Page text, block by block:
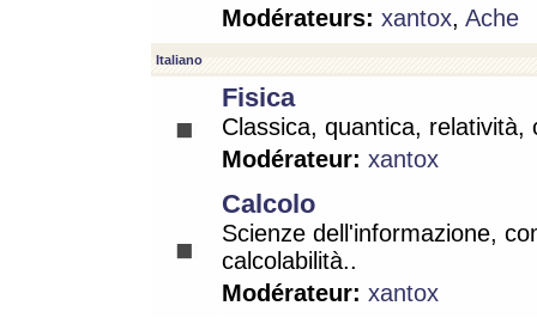
Modérateurs: xantox, Ache
Italiano
Fisica
Classica, quantica, relatività,
Modérateur: xantox
Calcolo
Scienze dell'informazione,
calcolabilità..
Modérateur: xantox